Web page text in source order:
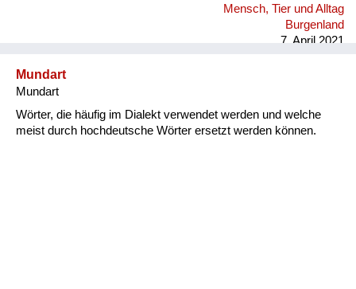
Mensch, Tier und Alltag
Burgenland
7. April 2021
Mundart
Mundart
Wörter, die häufig im Dialekt verwendet werden und welche
meist durch hochdeutsche Wörter ersetzt werden können.